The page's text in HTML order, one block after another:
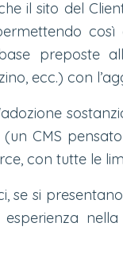
il sito del
così
preposte
ecc.) con
CMS
con tutte le
se si